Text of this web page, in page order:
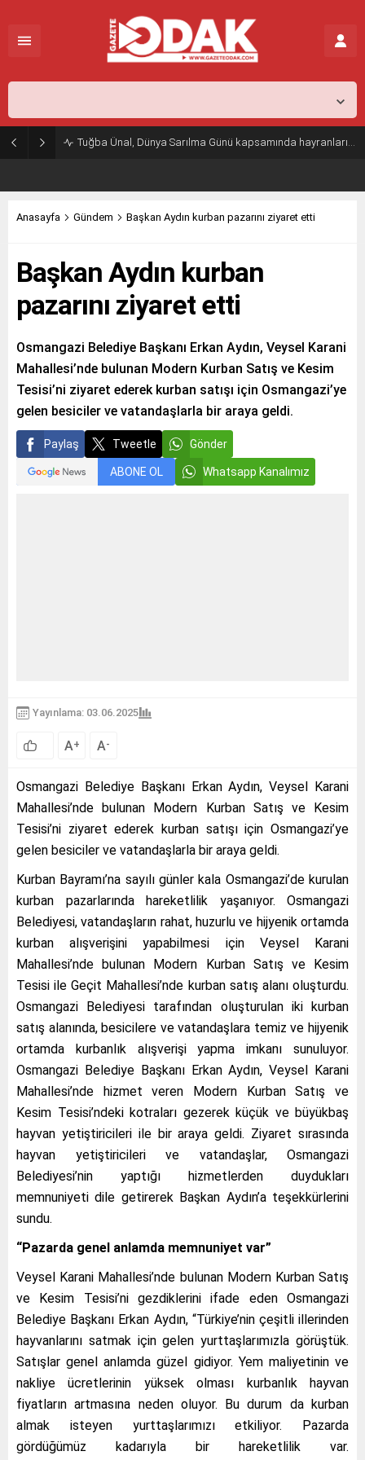
Tuğba Ünal, Dünya Sarılma Günü kapsamında hayranlarıyla buluştu
Anasayfa Gündem Başkan Aydın kurban pazarını ziyaret etti
Başkan Aydın kurban
pazarını ziyaret etti
Osmangazi Belediye Başkanı Erkan Aydın, Veysel Karani
Mahallesi’nde bulunan Modern Kurban Satış ve Kesim
Tesisi’ni ziyaret ederek kurban satışı için Osmangazi’ye
gelen besiciler ve vatandaşlarla bir araya geldi.
Paylaş Tweetle Gönder
ABONE OL Whatsapp Kanalımız
Yayınlama: 03.06.2025
A+ A-
Osmangazi Belediye Başkanı Erkan Aydın, Veysel Karani
Mahallesi’nde bulunan Modern Kurban Satış ve Kesim
Tesisi’ni ziyaret ederek kurban satışı için Osmangazi’ye
gelen besiciler ve vatandaşlarla bir araya geldi.
Kurban Bayramı’na sayılı günler kala Osmangazi’de kurulan
kurban pazarlarında hareketlilik yaşanıyor. Osmangazi
Belediyesi, vatandaşların rahat, huzurlu ve hijyenik ortamda
kurban alışverişini yapabilmesi için Veysel Karani
Mahallesi’nde bulunan Modern Kurban Satış ve Kesim
Tesisi ile Geçit Mahallesi’nde kurban satış alanı oluşturdu.
Osmangazi Belediyesi tarafından oluşturulan iki kurban
satış alanında, besicilere ve vatandaşlara temiz ve hijyenik
ortamda kurbanlık alışverişi yapma imkanı sunuluyor.
Osmangazi Belediye Başkanı Erkan Aydın, Veysel Karani
Mahallesi’nde hizmet veren Modern Kurban Satış ve
Kesim Tesisi’ndeki kotraları gezerek küçük ve büyükbaş
hayvan yetiştiricileri ile bir araya geldi. Ziyaret sırasında
hayvan yetiştiricileri ve vatandaşlar, Osmangazi
Belediyesi’nin yaptığı hizmetlerden duydukları
memnuniyeti dile getirerek Başkan Aydın’a teşekkürlerini
sundu.
“Pazarda genel anlamda memnuniyet var”
Veysel Karani Mahallesi’nde bulunan Modern Kurban Satış
ve Kesim Tesisi’ni gezdiklerini ifade eden Osmangazi
Belediye Başkanı Erkan Aydın, “Türkiye’nin çeşitli illerinden
hayvanlarını satmak için gelen yurttaşlarımızla görüştük.
Satışlar genel anlamda güzel gidiyor. Yem maliyetinin ve
nakliye ücretlerinin yüksek olması kurbanlık hayvan
fiyatların artmasına neden oluyor. Bu durum da kurban
almak isteyen yurttaşlarımızı etkiliyor. Pazarda
gördüğümüz kadarıyla bir hareketlilik var.